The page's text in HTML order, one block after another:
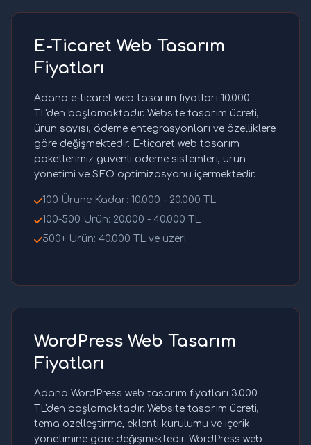
E-Ticaret Web Tasarım
Fiyatları
Adana e-ticaret web tasarım fiyatları 10.000
TL'den başlamaktadır. Website tasarım ücreti,
ürün sayısı, ödeme entegrasyonları ve özelliklere
göre değişmektedir. E-ticaret web tasarım
paketlerimiz güvenli ödeme sistemleri, ürün
yönetimi ve SEO optimizasyonu içermektedir.
100 Ürüne Kadar: 10.000 - 20.000 TL
100-500 Ürün: 20.000 - 40.000 TL
500+ Ürün: 40.000 TL ve üzeri
WordPress Web Tasarım
Fiyatları
Adana WordPress web tasarım fiyatları 3.000
TL'den başlamaktadır. Website tasarım ücreti,
tema özelleştirme, eklenti kurulumu ve içerik
yönetimine göre değişmektedir. WordPress web